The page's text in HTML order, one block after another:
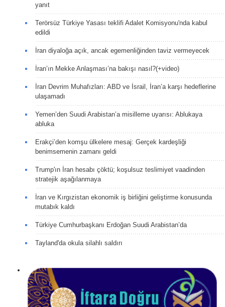
yanıt
Terörsüz Türkiye Yasası teklifi Adalet Komisyonu'nda kabul
edildi
İran diyaloğa açık, ancak egemenliğinden taviz vermeyecek
İran’ın Mekke Anlaşması’na bakışı nasıl?(+video)
İran Devrim Muhafızları: ABD ve İsrail, İran’a karşı hedeflerine
ulaşamadı
Yemen’den Suudi Arabistan’a misilleme uyarısı: Ablukaya
abluka
Erakçi’den komşu ülkelere mesaj: Gerçek kardeşliği
benimsemenin zamanı geldi
Trump'ın İran hesabı çöktü; koşulsuz teslimiyet vaadinden
stratejik aşağılanmaya
İran ve Kırgızistan ekonomik iş birliğini geliştirme konusunda
mutabık kaldı
Türkiye Cumhurbaşkanı Erdoğan Suudi Arabistan’da
Tayland'da okula silahlı saldırı